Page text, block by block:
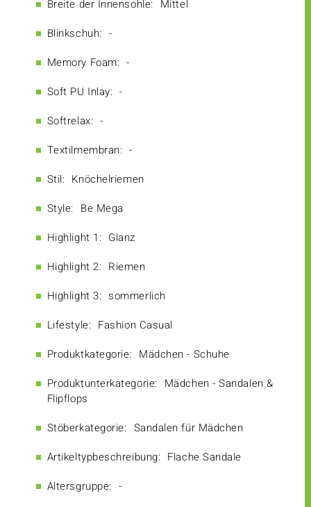
Breite der Innensohle: Mittel
Blinkschuh: -
Memory Foam: -
Soft PU Inlay: -
Softrelax: -
Textilmembran: -
Stil: Knöchelriemen
Style: Be Mega
Highlight 1: Glanz
Highlight 2: Riemen
Highlight 3: sommerlich
Lifestyle: Fashion Casual
Produktkategorie: Mädchen - Schuhe
Produktunterkategorie: Mädchen - Sandalen &
Flipflops
Stöberkategorie: Sandalen für Mädchen
Artikeltypbeschreibung: Flache Sandale
Altersgruppe: -